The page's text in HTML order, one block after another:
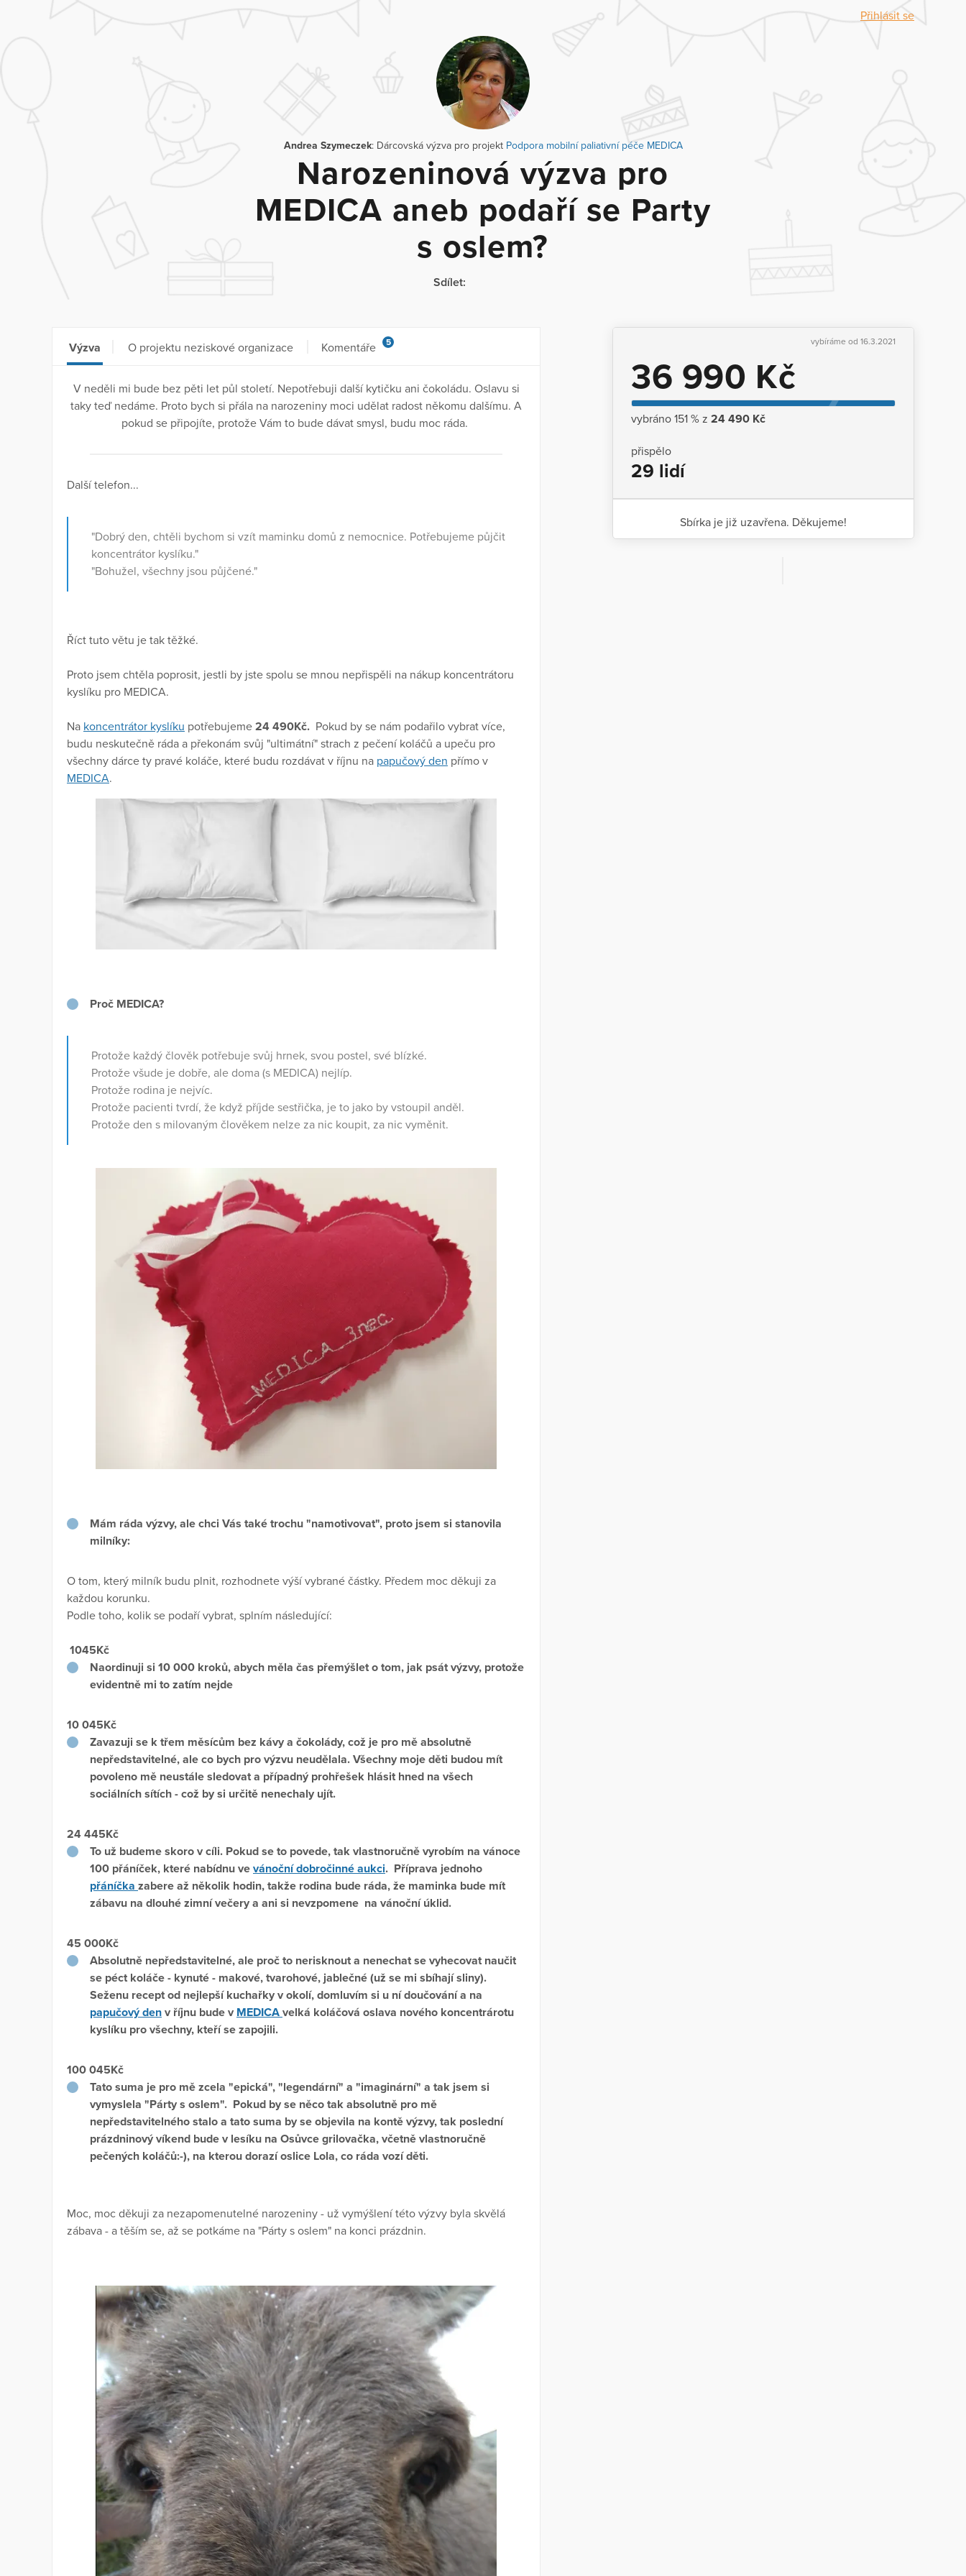
Přihlásit se
Andrea Szymeczek: Dárcovská výzva pro projekt Podpora mobilní paliativní péče MEDICA
Narozeninová výzva pro
MEDICA aneb podaří se Party
s oslem?
Sdílet:
vybíráme od 16.3.2021
36 990 Kč
vybráno 151 % z 24 490 Kč
přispělo
29 lidí
Sbírka je již uzavřena. Děkujeme!
Výzva O projektu neziskové organizace Komentáře 5
V neděli mi bude bez pěti let půl století. Nepotřebuji další kytičku ani čokoládu. Oslavu si
taky teď nedáme. Proto bych si přála na narozeniny moci udělat radost někomu dalšímu. A
pokud se připojíte, protože Vám to bude dávat smysl, budu moc ráda.
Další telefon...
"Dobrý den, chtěli bychom si vzít maminku domů z nemocnice. Potřebujeme půjčit
koncentrátor kyslíku."
"Bohužel, všechny jsou půjčené."
Říct tuto větu je tak těžké.
Proto jsem chtěla poprosit, jestli by jste spolu se mnou nepřispěli na nákup koncentrátoru
kyslíku pro MEDICA.
Na koncentrátor kyslíku potřebujeme 24 490Kč. Pokud by se nám podařilo vybrat více,
budu neskutečně ráda a překonám svůj "ultimátní" strach z pečení koláčů a upeču pro
všechny dárce ty pravé koláče, které budu rozdávat v říjnu na papučový den přímo v
MEDICA.
Proč MEDICA?
Protože každý člověk potřebuje svůj hrnek, svou postel, své blízké.
Protože všude je dobře, ale doma (s MEDICA) nejlíp.
Protože rodina je nejvíc.
Protože pacienti tvrdí, že když příjde sestřička, je to jako by vstoupil anděl.
Protože den s milovaným člověkem nelze za nic koupit, za nic vyměnit.
Mám ráda výzvy, ale chci Vás také trochu "namotivovat", proto jsem si stanovila
milníky:
O tom, který milník budu plnit, rozhodnete výší vybrané částky. Předem moc děkuji za
každou korunku.
Podle toho, kolik se podaří vybrat, splním následující:
1045Kč
Naordinuji si 10 000 kroků, abych měla čas přemýšlet o tom, jak psát výzvy, protože
evidentně mi to zatím nejde
10 045Kč
Zavazuji se k třem měsícům bez kávy a čokolády, což je pro mě absolutně
nepředstavitelné, ale co bych pro výzvu neudělala. Všechny moje děti budou mít
povoleno mě neustále sledovat a případný prohřešek hlásit hned na všech
sociálních sítích - což by si určitě nenechaly ujít.
24 445Kč
To už budeme skoro v cíli. Pokud se to povede, tak vlastnoručně vyrobím na vánoce
100 přáníček, které nabídnu ve vánoční dobročinné aukci. Příprava jednoho
přáníčka zabere až několik hodin, takže rodina bude ráda, že maminka bude mít
zábavu na dlouhé zimní večery a ani si nevzpomene na vánoční úklid.
45 000Kč
Absolutně nepředstavitelné, ale proč to nerisknout a nenechat se vyhecovat naučit
se péct koláče - kynuté - makové, tvarohové, jablečné (už se mi sbíhají sliny).
Seženu recept od nejlepší kuchařky v okolí, domluvím si u ní doučování a na
papučový den v říjnu bude v MEDICA velká koláčová oslava nového koncentrárotu
kyslíku pro všechny, kteří se zapojili.
100 045Kč
Tato suma je pro mě zcela "epická", "legendární" a "imaginární" a tak jsem si
vymyslela "Párty s oslem". Pokud by se něco tak absolutně pro mě
nepředstavitelného stalo a tato suma by se objevila na kontě výzvy, tak poslední
prázdninový víkend bude v lesíku na Osůvce grilovačka, včetně vlastnoručně
pečených koláčů:-), na kterou dorazí oslice Lola, co ráda vozí děti.
Moc, moc děkuji za nezapomenutelné narozeniny - už vymýšlení této výzvy byla skvělá
zábava - a těším se, až se potkáme na "Párty s oslem" na konci prázdnin.